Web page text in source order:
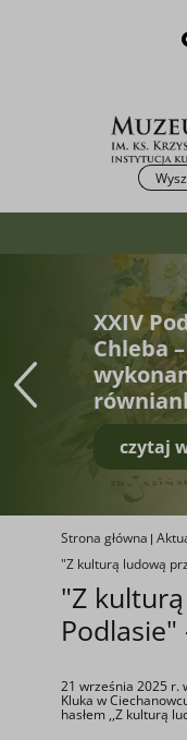
Po
XXIV
Chleba
czytaj
Strona główna
"Z kulturą ludową
"Z
21 września 2025 r.
Kluka w
hasłem ,,Z kulturą